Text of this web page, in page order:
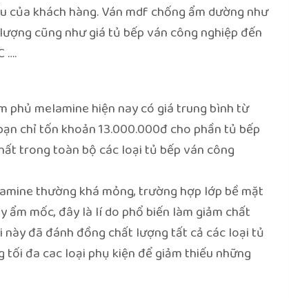
khách hàng. Ván mdf chống ẩm dường như
cũng như giá tủ bếp ván công nghiệp đến
….
melamine hiện nay có giá trung bình từ
chỉ tốn khoản 13.000.000đ cho phần tủ bếp
trong toàn bộ các loại tủ bếp ván công
thường khá mỏng, trường hợp lớp bề mặt
mốc, đây là lí do phổ biến làm giảm chất
đã đánh đồng chất lượng tất cả các loại tủ
tối đa cac loại phụ kiện để giảm thiếu những